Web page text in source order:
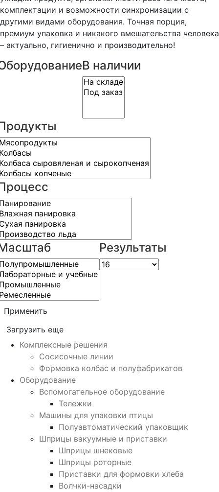
комплектации и возможности синхронизации с
другими видами оборудования. Точная порция,
премиум упаковка и никакого вмешательства человека
– актуально, гигиенично и производительно!
В наличии
Результаты
Применить
Загрузить еще
Комплексные решения
Сосисочные линии
Формовка колбас и полуфабрикатов
Оборудование
Вспомогательное оборудование
Тележки
Машины для упаковки птицы
Полуавтоматический упаковщик
Шприцы вакуумные и приставки
Шприцы шнековые
Шприцы роторные
Приставки для формовки хлеба
Волчки-насадки